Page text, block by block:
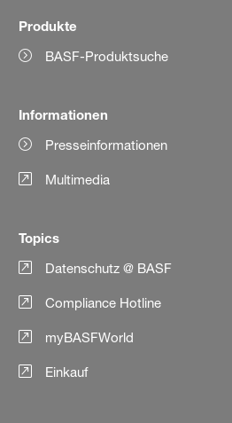
Produkte
BASF-Produktsuche
Informationen
Presseinformationen
Multimedia
Topics
Datenschutz @ BASF
Compliance Hotline
myBASFWorld
Einkauf